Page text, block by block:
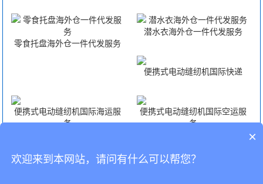
零食托盘海外仓一件代发服务
潜水衣海外仓一件代发服务
便携式电动缝纫机国际快递
便携式电动缝纫机国际海运服
务
便携式电动缝纫机国际空运服
务
便携式电动缝纫机FBA头程
×
欢迎来到本网站，请问有什么可以帮您？